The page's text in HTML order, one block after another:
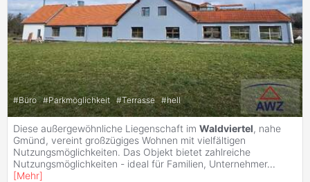
#Büro #Parkmöglichkeit #Terrasse #hell
Diese außergewöhnliche Liegenschaft im Waldviertel, nahe
Gmünd, vereint großzügiges Wohnen mit vielfältigen
Nutzungsmöglichkeiten. Das Objekt bietet zahlreiche
Nutzungsmöglichkeiten - ideal für Familien, Unternehmer...
[Mehr]